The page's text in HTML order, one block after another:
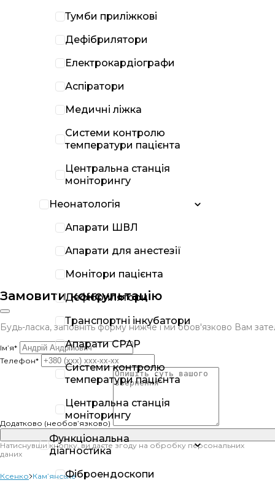
Замовити консультацію
Будь-ласка, заповніть форму нижче і ми обов'язково Вам
Ім’я*
Телефон*
Додатково (необов’язково)
Натиснувши кнопку, ви даєте згоду на обробку персональних
даних
Ксенко Кам’янське
Тумби приліжкові
Дефібрилятори
Електрокардіографи
Аспіратори
Медичні ліжка
Системи контролю
температури пацієнта
Центральна станція
моніторингу
Неонатологія
Апарати ШВЛ
Апарати для анестезії
Монітори пацієнта
Дефібрилятори
Транспортні інкубатори
Апарати CPAP
Системи контролю
температури пацієнта
Центральна станція
моніторингу
Функціональна
діагностика
Фіброендоскопи